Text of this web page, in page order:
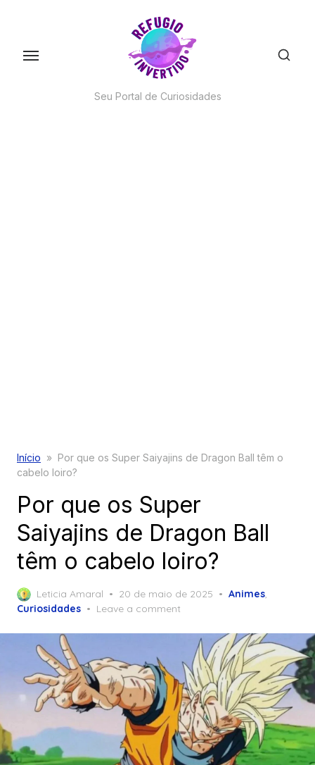
Seu Portal de Curiosidades
Início » Por que os Super Saiyajins de Dragon Ball têm o
cabelo loiro?
Por que os Super
Saiyajins de Dragon Ball
têm o cabelo loiro?
Leticia Amaral
Posted
on
20 de maio de 2025 Animes,
Curiosidades
Leave a comment